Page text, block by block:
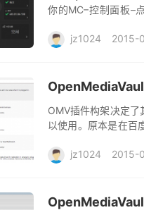
你的MC–控制面板–
jz1024 2015-
OMV插件构架决定
以使用。原本是在百
途和简要...
jz1024 2015-